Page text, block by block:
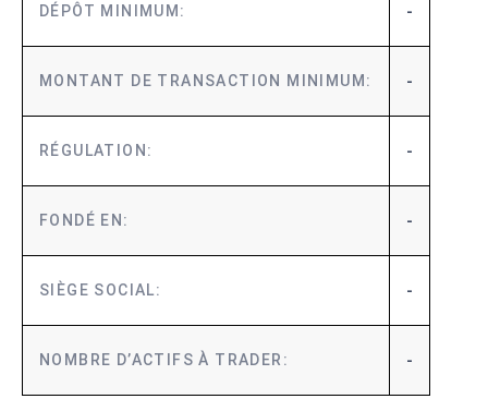
5
DÉPÔT MINIMUM: -
MONTANT DE TRANSACTION MINIMUM: -
RÉGULATION: -
FONDÉ EN: -
SIÈGE SOCIAL: -
NOMBRE D’ACTIFS À TRADER: -